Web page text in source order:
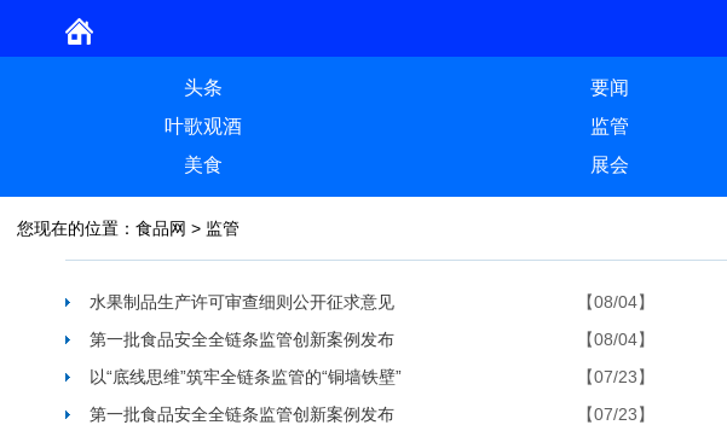
头条 要闻
叶歌观酒
监管
美食
展会
您现在的位置： 食品网 > 监管
水果制品生产许可审查细则公开征求意见
【08/04】
第一批食品安全全链条监管创新案例发布
【08/04】
以“底线思维”筑牢全链条监管的“铜墙铁壁”
【07/23】
第一批食品安全全链条监管创新案例发布
【07/23】